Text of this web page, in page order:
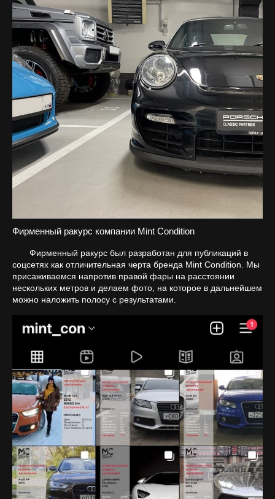
Фирменный ракурс компании Mint Condition
Фирменный ракурс был разработан для публикаций в
соцсетях как отличительная черта бренда Mint Condition. Мы
присаживаемся напротив правой фары на расстоянии
нескольких метров и делаем фото, на которое в дальнейшем
можно наложить полосу с результатами.